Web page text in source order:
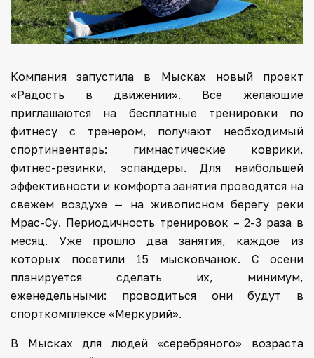
Компания запустила в Мысках новый проект
«Радость в движении». Все желающие
приглашаются на бесплатные тренировки по
фитнесу с тренером, получают необходимый
спортинвентарь: гимнастические коврики,
фитнес-резинки, эспандеры. Для наибольшей
эффективности и комфорта занятия проводятся на
свежем воздухе — на живописном берегу реки
Мрас-Су. Периодичность тренировок – 2-3 раза в
месяц. Уже прошло два занятия, каждое из
которых посетили 15 мысковчанок. С осени
планируется сделать их, минимум,
еженедельными: проводиться они будут в
спорткомплексе «Меркурий».
В Мысках для людей «серебряного» возраста